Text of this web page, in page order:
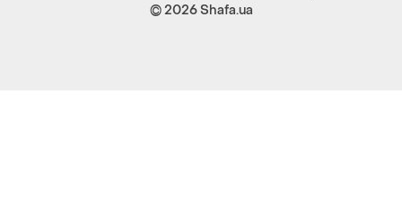
© 2026Shafa.ua